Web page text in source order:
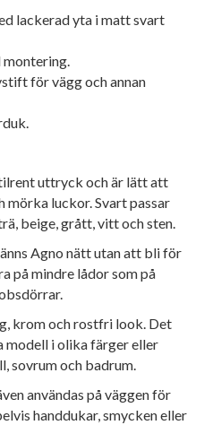
lackerad yta i matt svart
för vägg och annan
uttryck och är lätt att
mörka luckor. Svart passar
beige, grått, vitt och sten.
Agno nätt utan att bli för
på mindre lådor som på
krom och rostfri look. Det
modell i olika färger eller
sovrum och badrum.
användas på väggen för
handdukar, smycken eller